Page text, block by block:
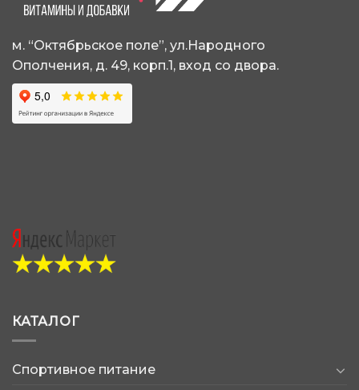
на
товара.
м. “Октябрьское поле”, ул.Народного
Ополчения, д. 49, корп.1, вход со двора.
КАТАЛОГ
Спортивное питание